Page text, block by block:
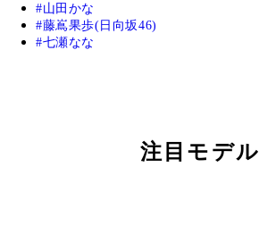
山田かな
藤嶌果歩(日向坂46)
七瀬なな
注目モデル